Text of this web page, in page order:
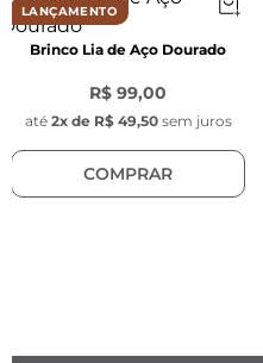
- Comprimento: 18 mm
- Largura: 10 mm
- Espessura: 5 mm
- Cor: Prata
- Modelo: Ondas petit
- Tarraxas
a paládio, com 7mm
LANÇAMENTO
Brinco Lia de Aço Dourado
R$ 99,00
até 2x de R$ 49,50 sem juros
COMPRAR